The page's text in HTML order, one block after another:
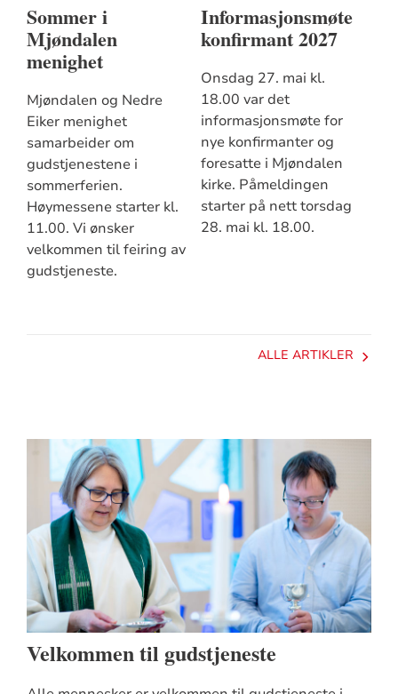
Sommer i
Mjøndalen
menighet
Mjøndalen og Nedre
Eiker menighet
samarbeider om
gudstjenestene i
sommerferien.
Høymessene starter kl.
11.00. Vi ønsker
velkommen til feiring av
gudstjeneste.
Informasjonsmøte
konfirmant 2027
Onsdag 27. mai kl.
18.00 var det
informasjonsmøte for
nye konfirmanter og
foresatte i Mjøndalen
kirke. Påmeldingen
starter på nett torsdag
28. mai kl. 18.00.
ALLE ARTIKLER
Velkommen til gudstjeneste